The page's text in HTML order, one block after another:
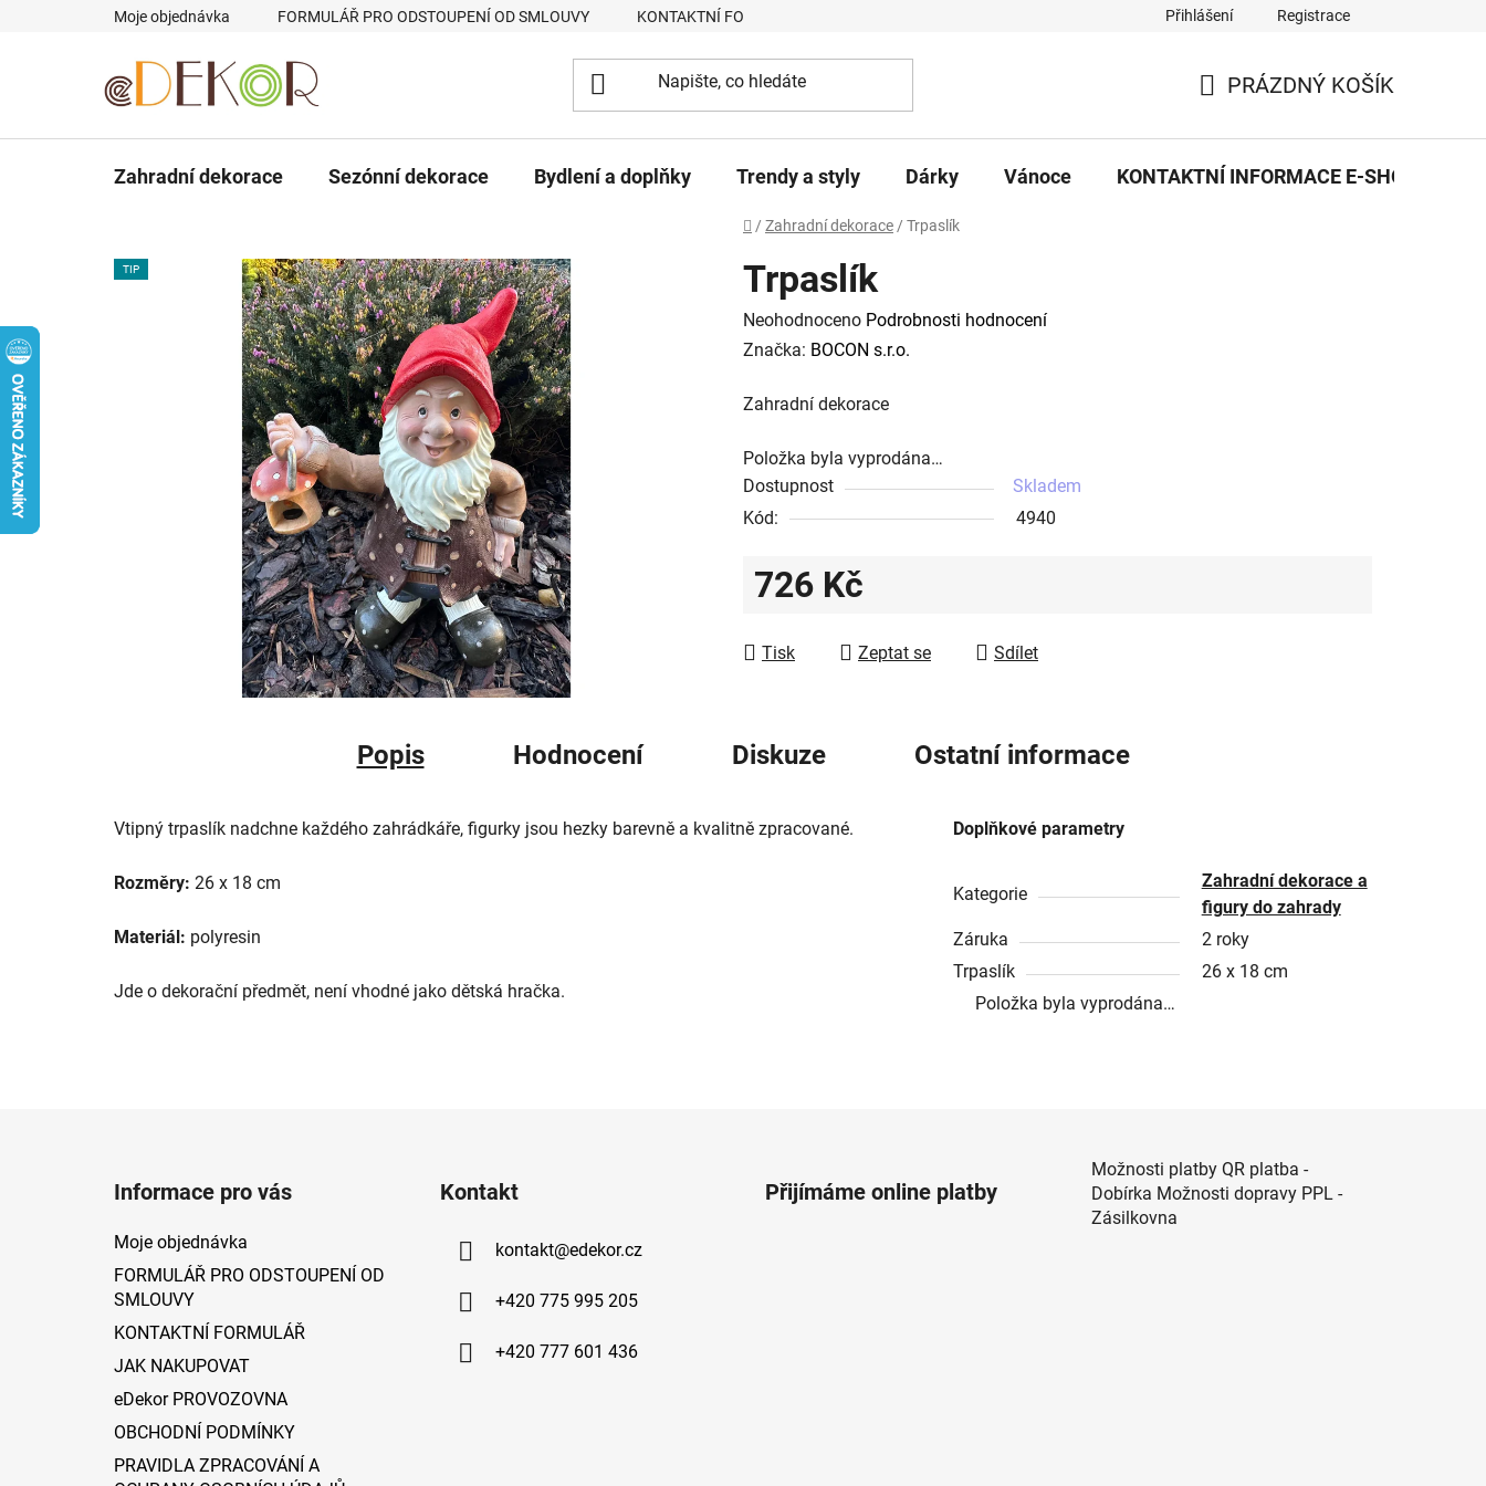
Moje objednávka FORMULÁŘ PRO ODSTOUPENÍ OD SMLOUVY KONTAKTNÍ FORMULÁŘ eDekor PROVOZOVNA OBCHODNÍ PODMÍNKY
Přihlášení Registrace
KOŠÍK
PRÁZDNÝ KOŠÍK
Zahradní dekorace Sezónní dekorace Bydlení a doplňky Trendy a styly Dárky Vánoce KONTAKTNÍ INFORMACE E-SHOPU
Domů
/ Zahradní dekorace / Trpaslík
Trpaslík
Průměrné
hodnocení
je
z
5
hvězdiček.
Neohodnoceno Podrobnosti hodnocení
Značka: BOCON s.r.o.
Zahradní dekorace
Položka byla vyprodána…
Dostupnost
Skladem
Kód:
4940
726 Kč
Tisk
Zeptat se Sdílet
TIP
Popis Hodnocení Diskuze Ostatní informace
Vtipný trpaslík nadchne každého zahrádkáře, figurky jsou hezky barevně a kvalitně zpracované.
Rozměry: 26 x 18 cm
Materiál: polyresin
Jde o dekorační předmět, není vhodné jako dětská hračka.
Doplňkové parametry
Kategorie
Zahradní dekorace a
figury do zahrady
Záruka
2 roky
Trpaslík
26 x 18 cm
Položka byla vyprodána…
Informace pro vás
Moje objednávka
FORMULÁŘ PRO ODSTOUPENÍ OD
SMLOUVY
KONTAKTNÍ FORMULÁŘ
JAK NAKUPOVAT
eDekor PROVOZOVNA
OBCHODNÍ PODMÍNKY
PRAVIDLA ZPRACOVÁNÍ A
Kontakt
kontakt@edekor.cz
+420 775 995 205
+420 777 601 436
Přijímáme online platby
Možnosti platby QR platba -
Dobírka Možnosti dopravy PPL -
Zásilkovna